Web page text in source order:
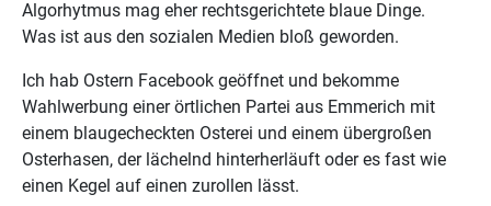
Algorhytmus mag eher rechtsgerichtete blaue Dinge.
Was ist aus den sozialen Medien bloß geworden.
Ich hab Ostern Facebook geöffnet und bekomme
Wahlwerbung einer örtlichen Partei aus Emmerich mit
einem blaugecheckten Osterei und einem übergroßen
Osterhasen, der lächelnd hinterherläuft oder es fast wie
einen Kegel auf einen zurollen lässt.